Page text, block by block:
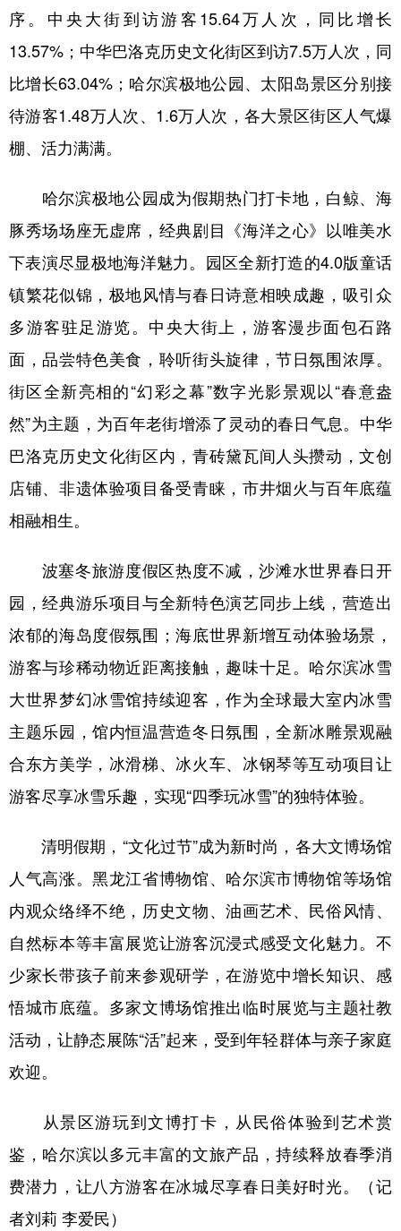
四川 贵州 云南 西藏
新疆 内蒙古 黑龙江
Русский язык 日本語 한국어
Deutsch Português
序。中央大街到访游客15.64万人次，同比增长
13.57%；中华巴洛克历史文化街区到访7.5万人次，同
比增长63.04%；哈尔滨极地公园、太阳岛景区分别接
待游客1.48万人次、1.6万人次，各大景区街区人气爆
棚、活力满满。
哈尔滨极地公园成为假期热门打卡地，白鲸、海
豚秀场场座无虚席，经典剧目《海洋之心》以唯美水
下表演尽显极地海洋魅力。园区全新打造的4.0版童话
镇繁花似锦，极地风情与春日诗意相映成趣，吸引众
多游客驻足游览。中央大街上，游客漫步面包石路
面，品尝特色美食，聆听街头旋律，节日氛围浓厚。
街区全新亮相的“幻彩之幕”数字光影景观以“春意盎
然”为主题，为百年老街增添了灵动的春日气息。中华
巴洛克历史文化街区内，青砖黛瓦间人头攒动，文创
店铺、非遗体验项目备受青睐，市井烟火与百年底蕴
相融相生。
波塞冬旅游度假区热度不减，沙滩水世界春日开
园，经典游乐项目与全新特色演艺同步上线，营造出
浓郁的海岛度假氛围；海底世界新增互动体验场景，
游客与珍稀动物近距离接触，趣味十足。哈尔滨冰雪
大世界梦幻冰雪馆持续迎客，作为全球最大室内冰雪
主题乐园，馆内恒温营造冬日氛围，全新冰雕景观融
合东方美学，冰滑梯、冰火车、冰钢琴等互动项目让
游客尽享冰雪乐趣，实现“四季玩冰雪”的独特体验。
清明假期，“文化过节”成为新时尚，各大文博场馆
人气高涨。黑龙江省博物馆、哈尔滨市博物馆等场馆
内观众络绎不绝，历史文物、油画艺术、民俗风情、
自然标本等丰富展览让游客沉浸式感受文化魅力。不
少家长带孩子前来参观研学，在游览中增长知识、感
悟城市底蕴。多家文博场馆推出临时展览与主题社教
活动，让静态展陈“活”起来，受到年轻群体与亲子家庭
欢迎。
从景区游玩到文博打卡，从民俗体验到艺术赏
鉴，哈尔滨以多元丰富的文旅产品，持续释放春季消
费潜力，让八方游客在冰城尽享春日美好时光。（记
者刘莉 李爱民）